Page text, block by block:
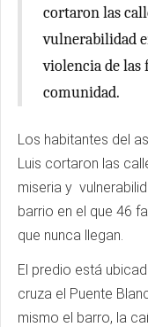
cortaron las
vulnerabilidad
violencia de las
comunidad.
Los habitantes del
Luis cortaron las
miseria y
barrio en el que 46
que nunca llegan.
El predio está
cruza el Puente
mismo el barro, la